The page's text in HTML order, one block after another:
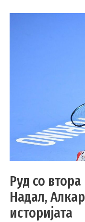
Руд со
Надал,
историјата